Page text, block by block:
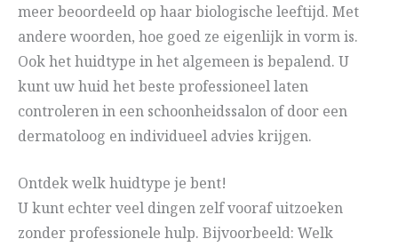
meer beoordeeld op haar biologische leeftijd. Met
andere woorden, hoe goed ze eigenlijk in vorm is.
Ook het huidtype in het algemeen is bepalend. U
kunt uw huid het beste professioneel laten
controleren in een schoonheidssalon of door een
dermatoloog en individueel advies krijgen.
Ontdek welk huidtype je bent!
U kunt echter veel dingen zelf vooraf uitzoeken
zonder professionele hulp. Bijvoorbeeld: Welk